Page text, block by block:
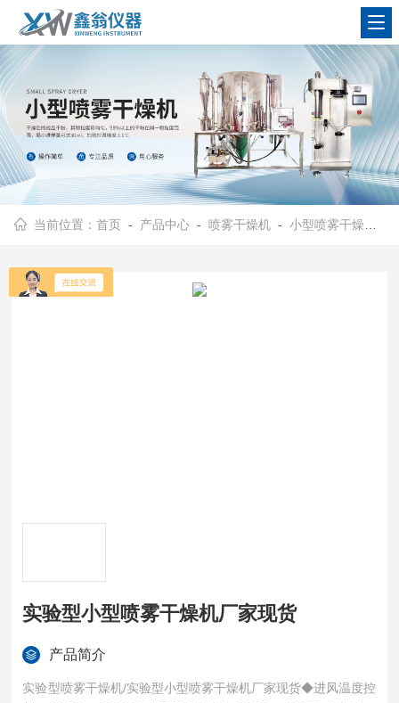
查看更多
当前位置：首页 - 产品中心 -喷雾干燥机 -小型喷雾干燥机
实验型小型喷雾干燥机厂家现货
产品简介
实验型喷雾干燥机/实验型小型喷雾干燥机厂家现货◆进风温度控